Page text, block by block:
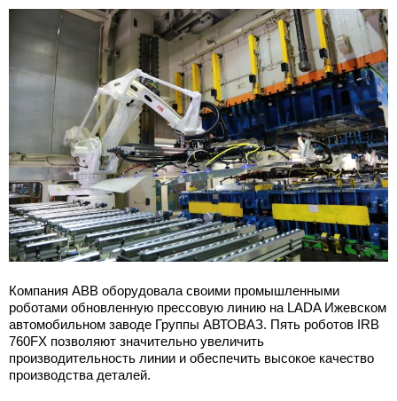
Компания ABB оборудовала своими промышленными
роботами обновленную прессовую линию на LADA Ижевском
автомобильном заводе Группы АВТОВАЗ. Пять роботов IRB
760FX позволяют значительно увеличить
производительность линии и обеспечить высокое качество
производства деталей.